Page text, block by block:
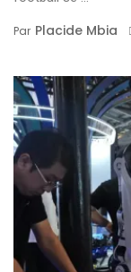
Par Placide Mbia